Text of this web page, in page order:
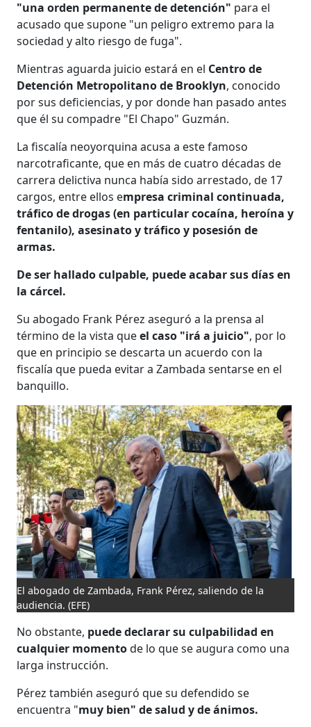
"una orden permanente de detención" para el
acusado que supone "un peligro extremo para la
sociedad y alto riesgo de fuga".
Mientras aguarda juicio estará en el Centro de
Detención Metropolitano de Brooklyn, conocido
por sus deficiencias, y por donde han pasado antes
que él su compadre "El Chapo" Guzmán.
La fiscalía neoyorquina acusa a este famoso
narcotraficante, que en más de cuatro décadas de
carrera delictiva nunca había sido arrestado, de 17
cargos, entre ellos empresa criminal continuada,
tráfico de drogas (en particular cocaína, heroína y
fentanilo), asesinato y tráfico y posesión de
armas.
De ser hallado culpable, puede acabar sus días en
la cárcel.
Su abogado Frank Pérez aseguró a la prensa al
término de la vista queel caso "irá a juicio", por lo
que en principio se descarta un acuerdo con la
fiscalía que pueda evitar a Zambada sentarse en el
banquillo.
El abogado de Zambada, Frank Pérez, saliendo de la
audiencia. (EFE)
No obstante, puede declarar su culpabilidad en
cualquier momentode lo que se augura como una
larga instrucción.
Pérez también aseguró que su defendido se
encuentra "muy bien" de salud y de ánimos.